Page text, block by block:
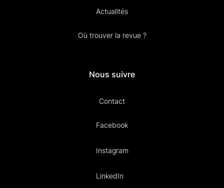
Actualités
Où trouver la revue ?
Nous suivre
Contact
Facebook
Instagram
LinkedIn